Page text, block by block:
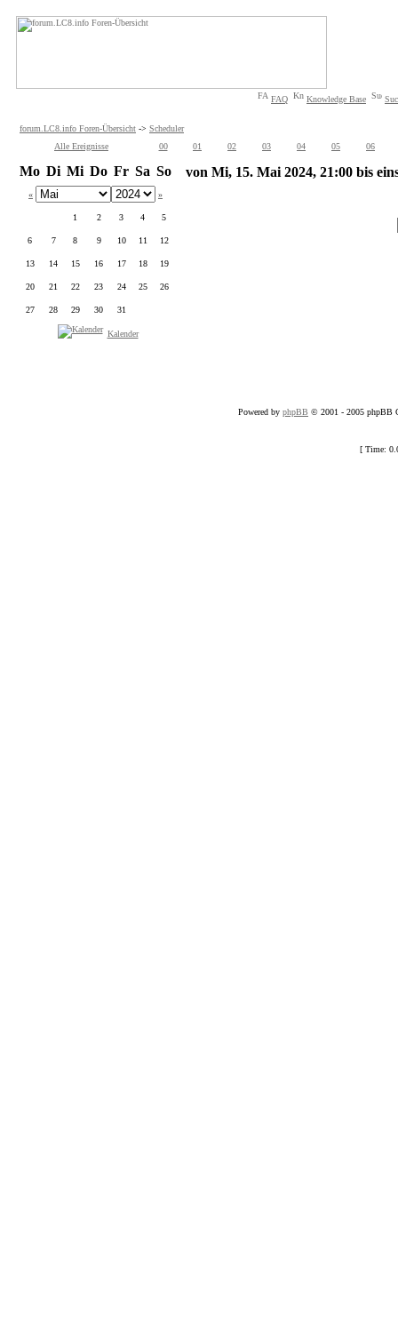
FAQ Knowledge Base
forum.LC8.info Foren-Übersicht -> Scheduler
Alle Ereignisse
00 01 02 03 04 05 06
Mo Di Mi Do Fr Sa So
« »
1 2 3 4 5
6 7 8 9 10 11 12
13 14 15 16 17 18 19
20 21 22 23 24 25 26
27 28 29 30 31
Kalender
von Mi, 15. Mai 2024, 21:00 bis
Powered by phpBB © 2001 - 2005 phpBB
[ Time: